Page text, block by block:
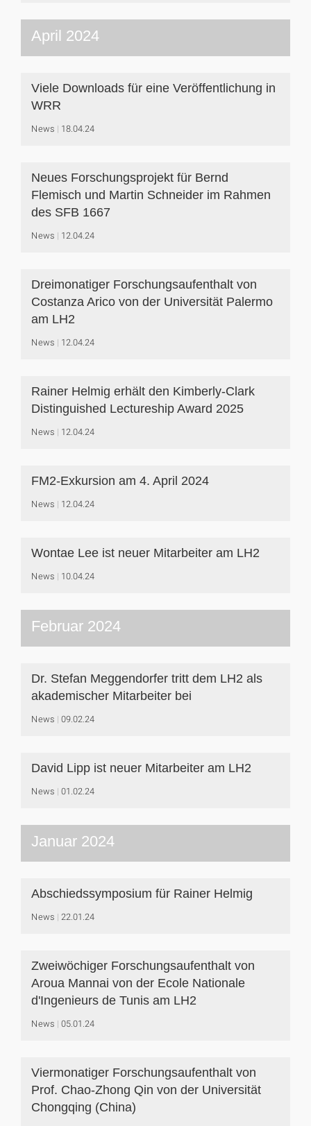
April 2024
Viele Downloads für eine Veröffentlichung in
WRR
News 18.04.24
Neues Forschungsprojekt für Bernd
Flemisch und Martin Schneider im Rahmen
des SFB 1667
News 12.04.24
Dreimonatiger Forschungsaufenthalt von
Costanza Arico von der Universität Palermo
am LH2
News 12.04.24
Rainer Helmig erhält den Kimberly-Clark
Distinguished Lectureship Award 2025
News 12.04.24
FM2-Exkursion am 4. April 2024
News 12.04.24
Wontae Lee ist neuer Mitarbeiter am LH2
News 10.04.24
Februar 2024
Dr. Stefan Meggendorfer tritt dem LH2 als
akademischer Mitarbeiter bei
News 09.02.24
David Lipp ist neuer Mitarbeiter am LH2
News 01.02.24
Januar 2024
Abschiedssymposium für Rainer Helmig
News 22.01.24
Zweiwöchiger Forschungsaufenthalt von
Aroua Mannai von der Ecole Nationale
d'Ingenieurs de Tunis am LH2
News 05.01.24
Viermonatiger Forschungsaufenthalt von
Prof. Chao-Zhong Qin von der Universität
Chongqing (China)